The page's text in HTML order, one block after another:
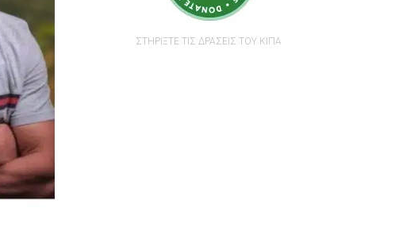
ΣΤΗΡΙΞΤΕ ΤΙΣ ΔΡΑΣΕΙΣ ΤΟΥ ΚΙΠΑ